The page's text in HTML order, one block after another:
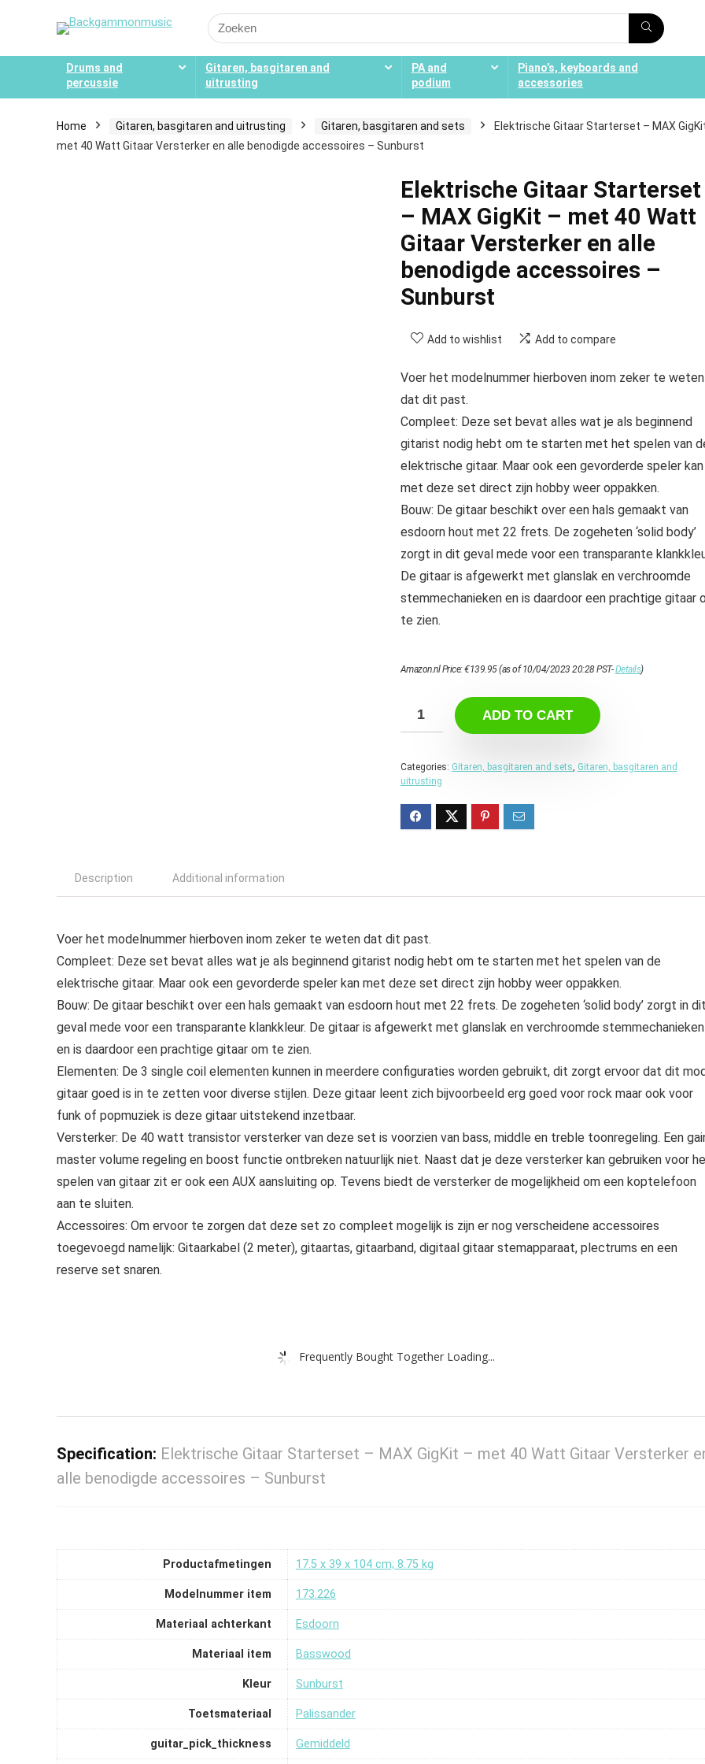
Search
for:
Drums and
percussie
Gitaren, basgitaren and
uitrusting
PA and
podium
Piano’s, keyboards and
accessories
Home Gitaren, basgitaren and uitrusting Gitaren, basgitaren and sets
Elektrische Gitaar Starterset – MAX
met 40 Watt Gitaar Versterker en alle benodigde accessoires – Sunburst
Elektrische Gitaar Starterset
– MAX GigKit – met 40 Watt
Gitaar Versterker en alle
benodigde accessoires –
Sunburst
Add to wishlist Add to compare
Voer het modelnummer hierboven inom zeker te weten
dat dit past.
Compleet: Deze set bevat alles wat je als beginnend
gitarist nodig hebt om te starten met het spelen van
elektrische gitaar. Maar ook een gevorderde speler kan
met deze set direct zijn hobby weer oppakken.
Bouw: De gitaar beschikt over een hals gemaakt van
esdoorn hout met 22 frets. De zogeheten ‘solid body’
zorgt in dit geval mede voor een transparante
De gitaar is afgewerkt met glanslak en verchroomde
stemmechanieken en is daardoor een prachtige gitaar
te zien.
Amazon.nl Price:€139.95(as of 10/04/2023 20:28 PST-Details)
ADD TO CART
Categories: Gitaren, basgitaren and sets, Gitaren, basgitaren and
uitrusting
Description Additional information
Voer het modelnummer hierboven inom zeker te weten dat dit past.
Compleet: Deze set bevat alles wat je als beginnend gitarist nodig hebt om te starten met het spelen van de
elektrische gitaar. Maar ook een gevorderde speler kan met deze set direct zijn hobby weer oppakken.
Bouw: De gitaar beschikt over een hals gemaakt van esdoorn hout met 22 frets. De zogeheten ‘solid body’ zorgt in
geval mede voor een transparante klankkleur. De gitaar is afgewerkt met glanslak en verchroomde stemmechanieken
en is daardoor een prachtige gitaar om te zien.
Elementen: De 3 single coil elementen kunnen in meerdere configuraties worden gebruikt, dit zorgt ervoor dat dit
gitaar goed is in te zetten voor diverse stijlen. Deze gitaar leent zich bijvoorbeeld erg goed voor rock maar ook voor
funk of popmuziek is deze gitaar uitstekend inzetbaar.
Versterker: De 40 watt transistor versterker van deze set is voorzien van bass, middle en treble toonregeling. Een
master volume regeling en boost functie ontbreken natuurlijk niet. Naast dat je deze versterker kan gebruiken voor
spelen van gitaar zit er ook een AUX aansluiting op. Tevens biedt de versterker de mogelijkheid om een koptelefoon
aan te sluiten.
Accessoires: Om ervoor te zorgen dat deze set zo compleet mogelijk is zijn er nog verscheidene accessoires
toegevoegd namelijk: Gitaarkabel (2 meter), gitaartas, gitaarband, digitaal gitaar stemapparaat, plectrums en een
reserve set snaren.
Frequently Bought Together Loading...
Specification: Elektrische Gitaar Starterset – MAX GigKit – met 40 Watt Gitaar Versterker
alle benodigde accessoires – Sunburst
Productafmetingen ‎17.5 x 39 x 104 cm; 8.75 kg
Modelnummer item ‎173.226
Materiaal achterkant ‎Esdoorn
Materiaal item ‎Basswood
Kleur ‎Sunburst
Toetsmateriaal ‎Palissander
guitar_pick_thickness ‎Gemiddeld